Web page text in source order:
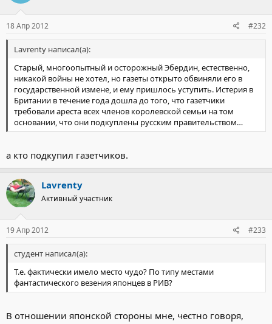
18 Апр 2012 #232
Lavrenty написал(а):
Старый, многоопытный и осторожный Эбердин, естественно,
никакой войны не хотел, но газеты открыто обвиняли его в
государственной измене, и ему пришлось уступить. Истерия в
Британии в течение года дошла до того, что газетчики
требовали ареста всех членов королевской семьи на том
основании, что они подкуплены русским правительством…
а кто подкупил газетчиков.
Lavrenty
Активный участник
19 Апр 2012 #233
студент написал(а):
Т.е. фактически имело место чудо? По типу местами
фантастического везения японцев в РИВ?
В отношении японской стороны мне, честно говоря,